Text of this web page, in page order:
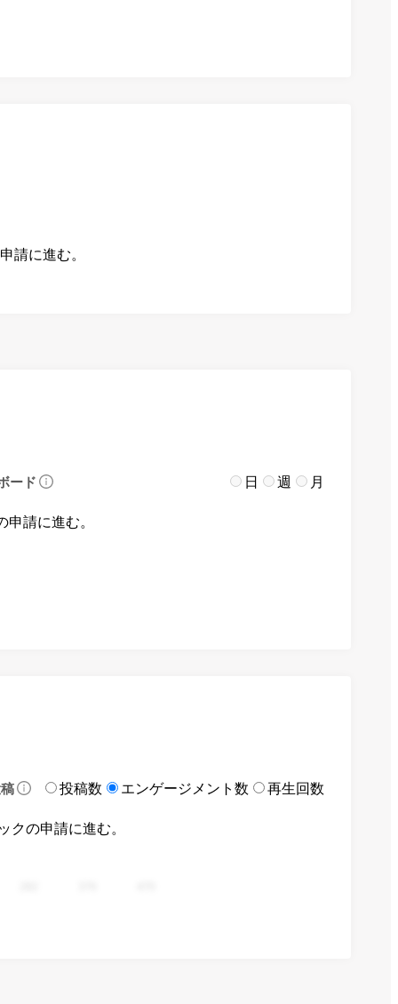
請に進む。
ード 日 週 月
請に進む。
投稿数 エンゲージメント数 再生回数
の申請に進む。